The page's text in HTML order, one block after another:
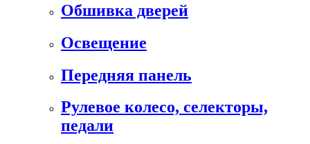
Обшивка дверей
Освещение
Передняя панель
Рулевое колесо, селекторы,
педали